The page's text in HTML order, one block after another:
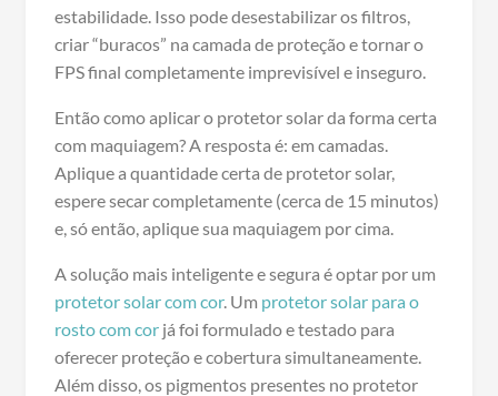
estabilidade. Isso pode desestabilizar os filtros,
criar “buracos” na camada de proteção e tornar o
FPS final completamente imprevisível e inseguro.
Então como aplicar o protetor solar da forma certa
com maquiagem? A resposta é: em camadas.
Aplique a quantidade certa de protetor solar,
espere secar completamente (cerca de 15 minutos)
e, só então, aplique sua maquiagem por cima.
A solução mais inteligente e segura é optar por um
protetor solar com cor. Um protetor solar para o
rosto com corjá foi formulado e testado para
oferecer proteção e cobertura simultaneamente.
Além disso, os pigmentos presentes no protetor